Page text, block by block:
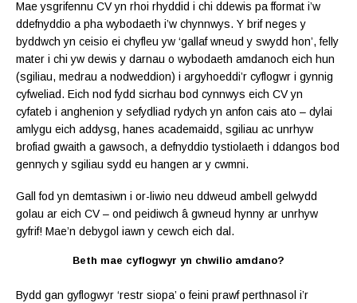
Mae ysgrifennu CV yn rhoi rhyddid i chi ddewis pa fformat i’w
ddefnyddio a pha wybodaeth i’w chynnwys. Y brif neges y
byddwch yn ceisio ei chyfleu yw ‘gallaf wneud y swydd hon’, felly
mater i chi yw dewis y darnau o wybodaeth amdanoch eich hun
(sgiliau, medrau a nodweddion) i argyhoeddi’r cyflogwr i gynnig
cyfweliad. Eich nod fydd sicrhau bod cynnwys eich CV yn
cyfateb i anghenion y sefydliad rydych yn anfon cais ato – dylai
amlygu eich addysg, hanes academaidd, sgiliau ac unrhyw
brofiad gwaith a gawsoch, a defnyddio tystiolaeth i ddangos bod
gennych y sgiliau sydd eu hangen ar y cwmni.
Gall fod yn demtasiwn i or-liwio neu ddweud ambell gelwydd
golau ar eich CV – ond peidiwch â gwneud hynny ar unrhyw
gyfrif! Mae’n debygol iawn y cewch eich dal.
Beth mae cyflogwyr yn chwilio amdano?
Bydd gan gyflogwyr ‘restr siopa’ o feini prawf perthnasol i’r